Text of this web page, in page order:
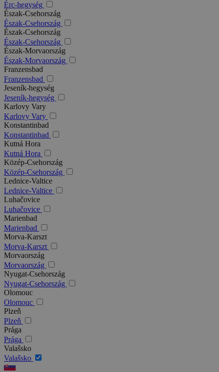
Érc-hegység
Észak-Csehország
Észak-Csehország
Észak-Csehország
Észak-Csehország
Észak-Morvaország
Észak-Morvaország
Franzensbad
Franzensbad
Jeseník-hegység
Jeseník-hegység
Karlovy Vary
Karlovy Vary
Konstantinbad
Konstantinbad
Kutná Hora
Kutná Hora
Közép-Csehország
Közép-Csehország
Lednice-Valtice
Lednice-Valtice
Luhačovice
Luhačovice
Marienbad
Marienbad
Morva-Karszt
Morva-Karszt
Morvaország
Morvaország
Nyugat-Csehország
Nyugat-Csehország
Olomouc
Olomouc
Plzeň
Plzeň
Prága
Prága
Valašsko
Valašsko